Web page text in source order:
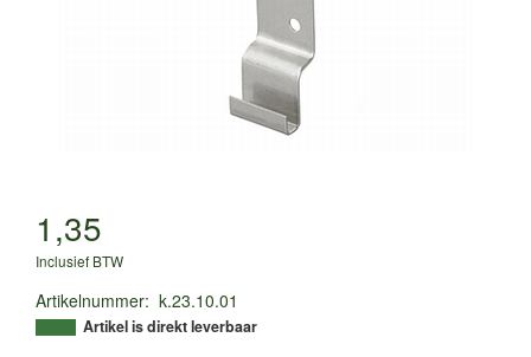
1,35
Inclusief BTW
Artikelnummer: k.23.10.01
Artikel is direkt leverbaar